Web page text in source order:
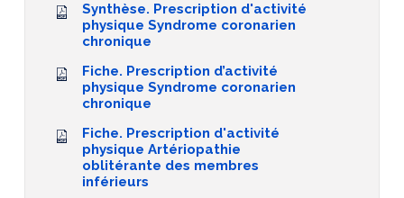
Synthèse. Prescription d'activité
physique Syndrome coronarien
chronique
Fiche. Prescription d’activité
physique Syndrome coronarien
chronique
Fiche. Prescription d'activité
physique Artériopathie
oblitérante des membres
inférieurs